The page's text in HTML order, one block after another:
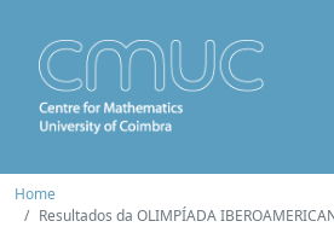
Home
Resultados da OLIMPÍADA